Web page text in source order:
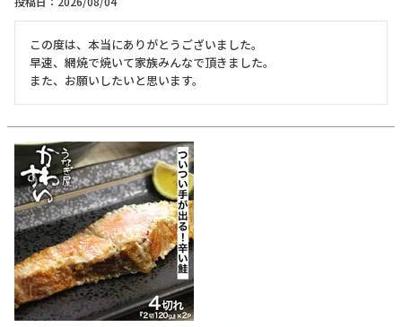
この度は、本当にありがとうございました。
早速、網焼で焼いて家族みんなで頂きました。
また、お願いしたいと思います。